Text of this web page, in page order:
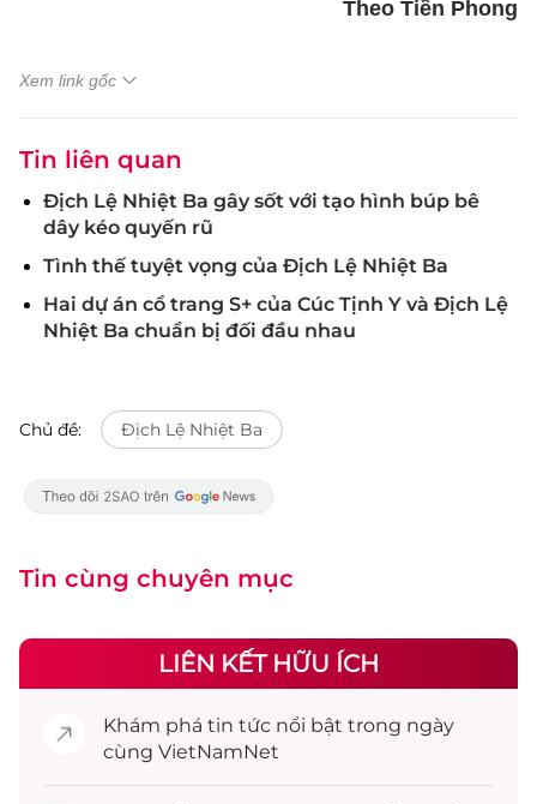
Theo Tiền Phong
Xem link gốc
Tin liên quan
Địch Lệ Nhiệt Ba gây sốt với tạo hình búp bê
dây kéo quyến rũ
Tình thế tuyệt vọng của Địch Lệ Nhiệt Ba
Hai dự án cổ trang S+ của Cúc Tịnh Y và Địch Lệ
Nhiệt Ba chuẩn bị đối đầu nhau
Chủ đề: Địch Lệ Nhiệt Ba
Tin cùng chuyên mục
LIÊN KẾT HỮU ÍCH
Khám phá tin tức nổi bật trong ngày
cùng VietNamNet